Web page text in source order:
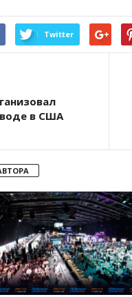
Twitter
в США